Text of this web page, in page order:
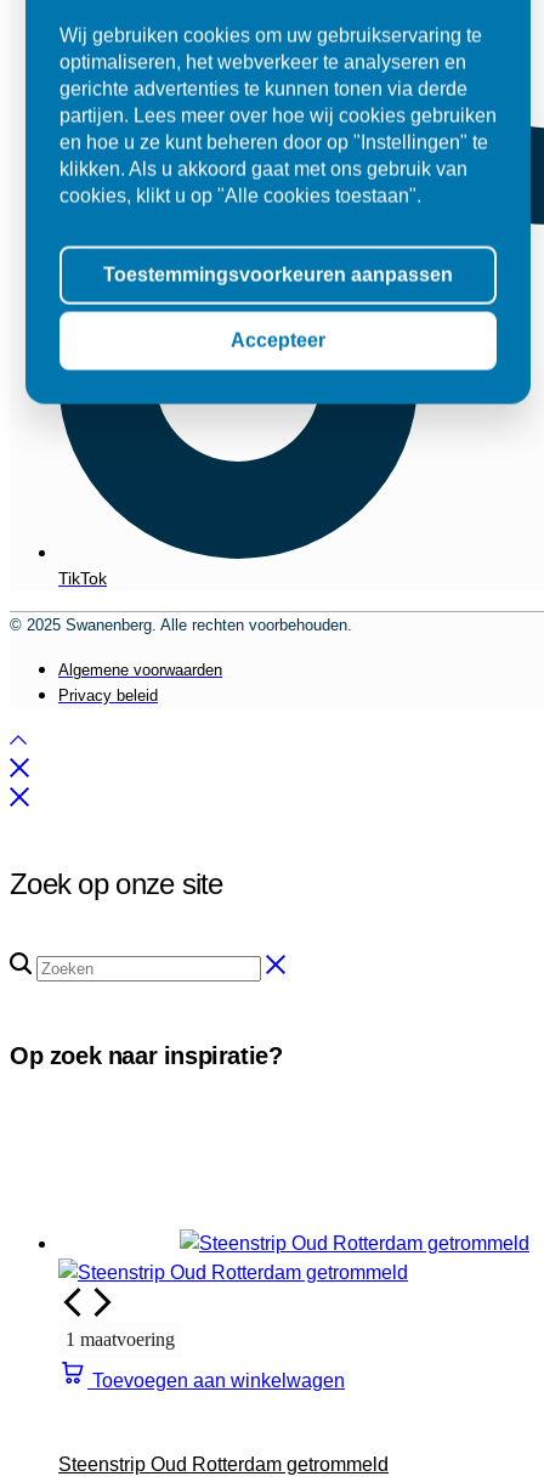
TikTok
© 2025 Swanenberg. Alle rechten voorbehouden.
Algemene voorwaarden
Privacy beleid
Zoek op onze site
Op zoek naar inspiratie?
1 maatvoering
Toevoegen aan winkelwagen
Steenstrip Oud Rotterdam getrommeld
Wij gebruiken cookies om uw gebruikservaring te
optimaliseren, het webverkeer te analyseren en
gerichte advertenties te kunnen tonen via derde
partijen. Lees meer over hoe wij cookies gebruiken
en hoe u ze kunt beheren door op "Instellingen" te
klikken. Als u akkoord gaat met ons gebruik van
cookies, klikt u op "Alle cookies toestaan".
Toestemmingsvoorkeuren aanpassen
Accepteer